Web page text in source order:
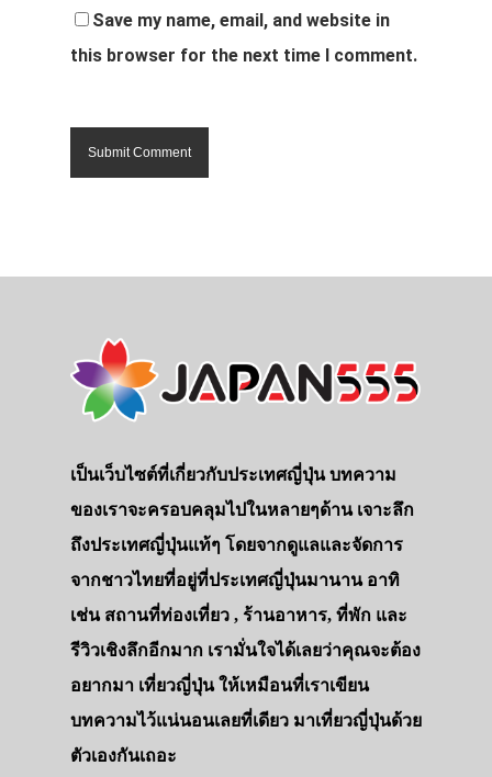
Save my name, email, and website in
this browser for the next time I comment.
เป็นเว็บไซต์ที่เกี่ยวกับประเทศญี่ปุ่น บทความ
ของเราจะครอบคลุมไปในหลายๆด้าน เจาะลึก
ถึงประเทศญี่ปุ่นแท้ๆ โดยจากดูแลและจัดการ
จากชาวไทยที่อยู่ที่ประเทศญี่ปุ่นมานาน อาทิ
เช่น สถานที่ท่องเที่ยว , ร้านอาหาร, ที่พัก และ
รีวิวเชิงลึกอีกมาก เรามั่นใจได้เลยว่าคุณจะต้อง
อยากมา เที่ยวญี่ปุ่น ให้เหมือนที่เราเขียน
บทความไว้แน่นอนเลยที่เดียว มาเที่ยวญี่ปุ่นด้วย
ตัวเองกันเถอะ